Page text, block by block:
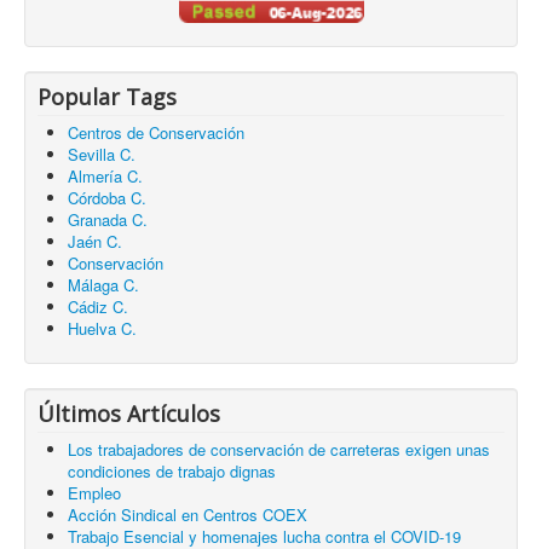
Popular Tags
Centros de Conservación
Sevilla C.
Almería C.
Córdoba C.
Granada C.
Jaén C.
Conservación
Málaga C.
Cádiz C.
Huelva C.
Últimos Artículos
Los trabajadores de conservación de carreteras exigen unas
condiciones de trabajo dignas
Empleo
Acción Sindical en Centros COEX
Trabajo Esencial y homenajes lucha contra el COVID-19